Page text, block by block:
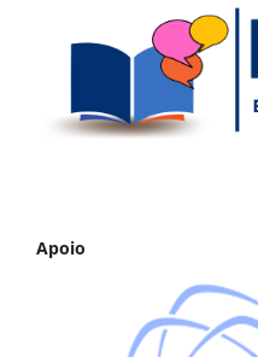
Apoio